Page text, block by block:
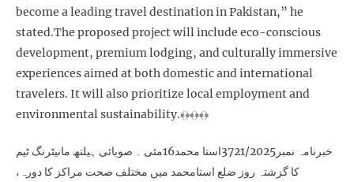
become a leading travel destination in Pakistan,” he
stated.The proposed project will include eco-conscious
development, premium lodging, and culturally immersive
experiences aimed at both domestic and international
travelers. It will also prioritize local employment and
environmental sustainability.﴾﴿﴾﴿﴾﴿
خبرنامہ نمبر3721/2025استا محمد16مئی ۔ صوبائی ہیلتھ مانیٹرنگ ٹیم
کا گزشتہ روز ضلع استامحمد میں مختلف صحت مراکز کا دورہ،